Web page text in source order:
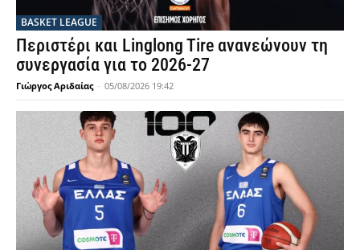
BASKET LEAGUE
Περιστέρι και Linglong Tire ανανεώνουν τη
συνεργασία για το 2026-27
Γιώργος Αριδαίας - 05/08/2026 19:42